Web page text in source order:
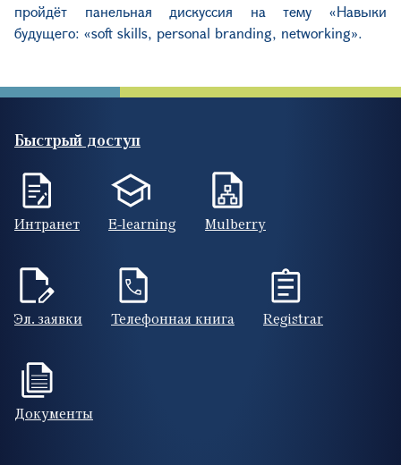
пройдёт панельная дискуссия на тему «Навыки
будущего: «soft skills, personal branding, networking».
Быстрый доступ
Интранет E-learning Mulberry
Эл. заявки Телефонная книга Registrar
Документы